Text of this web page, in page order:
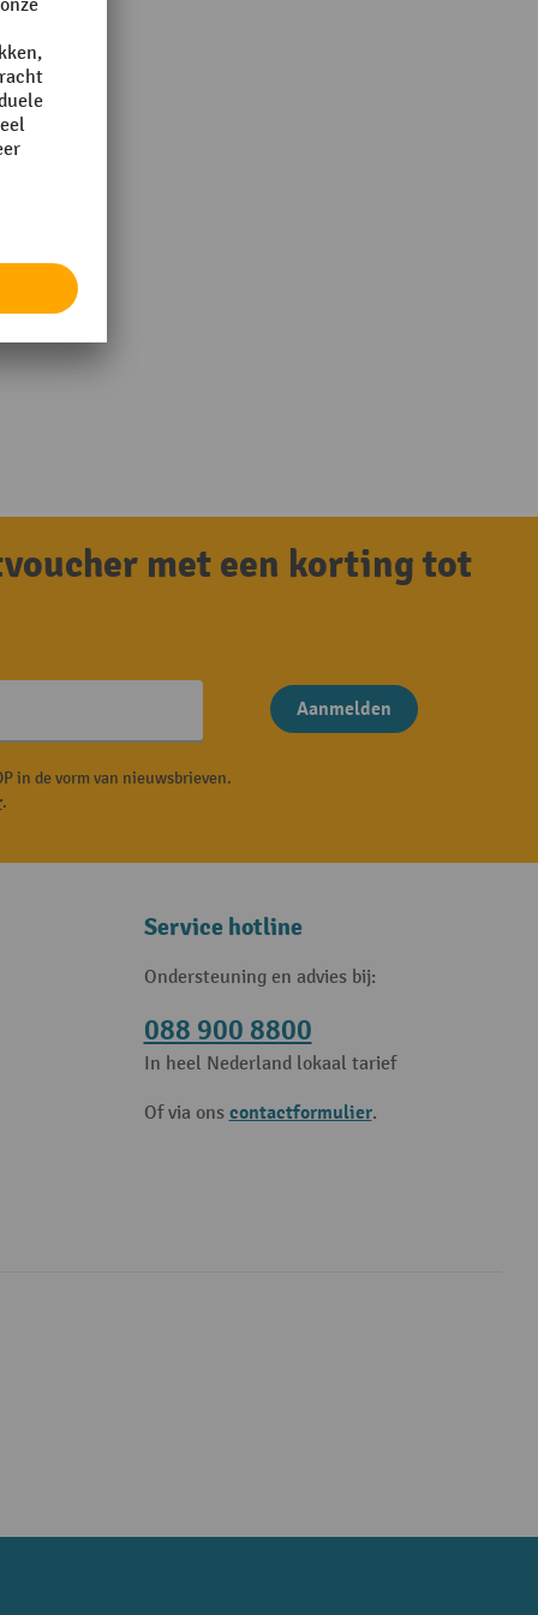
met een korting tot
Aanmelden
in de vorm van nieuwsbrieven.
.
Service hotline
Ondersteuning en advies bij:
088 900 8800
In heel Nederland lokaal tarief
Of via ons contactformulier.